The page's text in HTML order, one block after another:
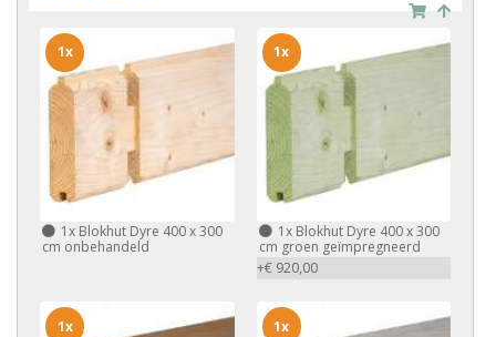
1x Blokhut Dyre 400 x 300
cm onbehandeld
1x
1xBlokhut Dyre 400 x 300
cm groen geïmpregneerd
+€ 920,00
1x
1x 1x